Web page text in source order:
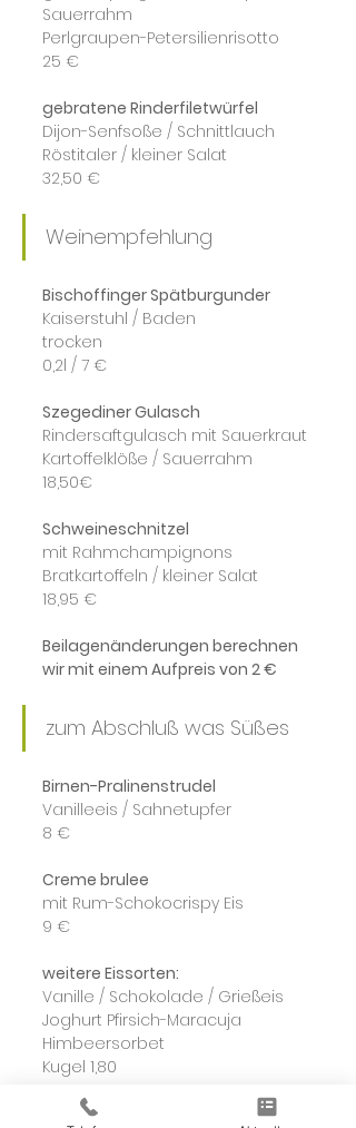
Sauerrahm
Perlgraupen-Petersilienrisotto
25 €
gebratene Rinderfiletwürfel
Dijon-Senfsoße / Schnittlauch
Röstitaler / kleiner Salat
32,50 €
Weinempfehlung
Bischoffinger Spätburgunder
Kaiserstuhl / Baden
trocken
0,2l / 7 €
Szegediner Gulasch
Rindersaftgulasch mit Sauerkraut
Kartoffelklöße / Sauerrahm
18,50€
Schweineschnitzel
mit Rahmchampignons
Bratkartoffeln / kleiner Salat
18,95 €
Beilagenänderungen berechnen
wir mit einem Aufpreis von 2 €
zum Abschluß was Süßes
Birnen-Pralinenstrudel
Vanilleeis / Sahnetupfer
8 €
Creme brulee
mit Rum-Schokocrispy Eis
9 €
weitere Eissorten:
Vanille / Schokolade / Grießeis
Joghurt Pfirsich-Maracuja
Himbeersorbet
Kugel 1,80
(Kurzfristige Änderungen der